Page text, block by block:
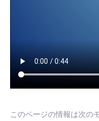
このページの情報は次の